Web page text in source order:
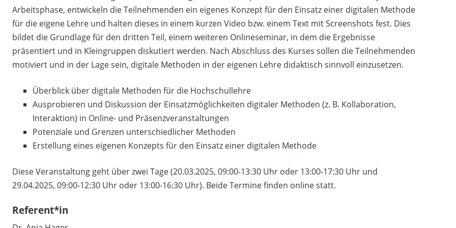
Arbeitsphase, entwickeln die Teilnehmenden ein eigenes Konzept für den Einsatz einer digitalen Methode
für die eigene Lehre und halten dieses in einem kurzen Video bzw. einem Text mit Screenshots fest. Dies
bildet die Grundlage für den dritten Teil, einem weiteren Onlineseminar, in dem die Ergebnisse
präsentiert und in Kleingruppen diskutiert werden. Nach Abschluss des Kurses sollen die Teilnehmenden
motiviert und in der Lage sein, digitale Methoden in der eigenen Lehre didaktisch sinnvoll einzusetzen.
Überblick über digitale Methoden für die Hochschullehre
Ausprobieren und Diskussion der Einsatzmöglichkeiten digitaler Methoden (z. B. Kollaboration,
Interaktion) in Online- und Präsenzveranstaltungen
Potenziale und Grenzen unterschiedlicher Methoden
Erstellung eines eigenen Konzepts für den Einsatz einer digitalen Methode
Diese Veranstaltung geht über zwei Tage (20.03.2025, 09:00-13:30 Uhr oder 13:00-17:30 Uhr und
29.04.2025, 09:00-12:30 Uhr oder 13:00-16:30 Uhr). Beide Termine finden online statt.
Referent*in